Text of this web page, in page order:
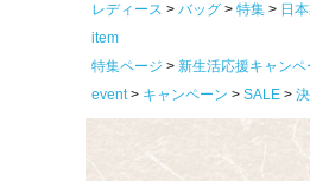
レディース
バッグ 特集
日
item
特集ページ
新生活応援キャンペ
event
キャンペーン SALE